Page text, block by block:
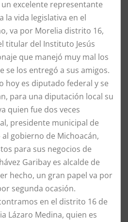
excelente representante
la vida legislativa en el
va por Morelia distrito 16,
titular del Instituto Jesús
que manejó muy mal los
se los entregó a sus amigos.
hoy es diputado federal y se
para una diputación local su
quien fue dos veces
presidente municipal de
gobierno de Michoacán,
para sus negocios de
Garibay es alcalde de
hecho, un gran papel va por
segunda ocasión.
en el distrito 16 de
Lázaro Medina, quien es